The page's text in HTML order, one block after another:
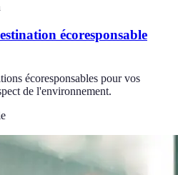
écoresponsable
écoresponsables pour vos
de l'environnement.